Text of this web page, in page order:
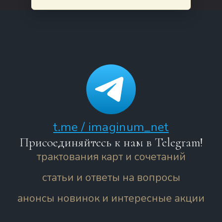
t.me / imaginum_net
Присоединяйтесь к нам в Telegram!
трактования карт и сочетаний
статьи и ответы на вопросы
анонсы новинок и интересные акции